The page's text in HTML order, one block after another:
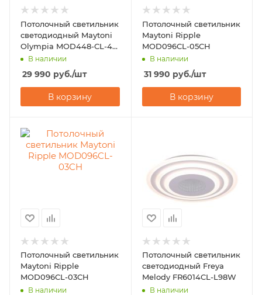
Потолочный светильник
светодиодный Maytoni
Olympia MOD448-CL-4-
30-W
В наличии
29 990 руб./шт
В корзину
Потолочный светильник
Maytoni Ripple
MOD096CL-05CH
В наличии
31 990 руб./шт
В корзину
Потолочный светильник
Maytoni Ripple
MOD096CL-03CH
В наличии
Потолочный светильник
светодиодный Freya
Melody FR6014CL-L98W
В наличии